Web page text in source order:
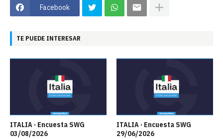
Facebook
TE PUEDE INTERESAR
ITALIA · Encuesta SWG
03/08/2026
ITALIA · Encuesta SWG
29/06/2026